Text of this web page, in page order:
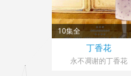
10集全
丁香花
永不凋谢的丁香花